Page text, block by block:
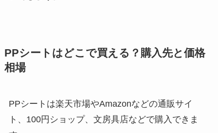
PPシートはどこで買える？購入先と価格
相場
PPシートは楽天市場やAmazonなどの通販サイ
ト、100円ショップ、文房具店などで購入できま